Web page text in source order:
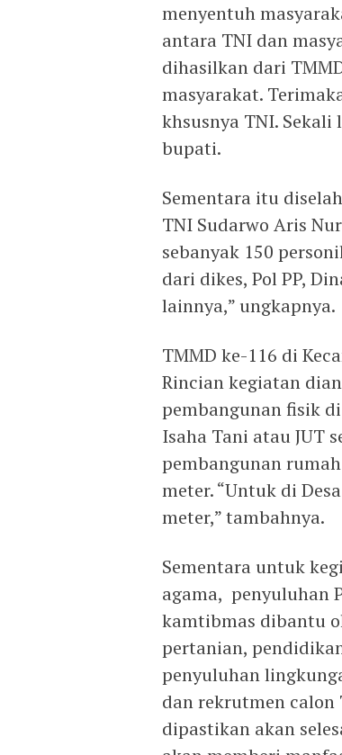
menyentuh
antara TNI dan
dihasilkan dari
masyarakat.
khsusnya TNI.
bupati.
Sementara itu
TNI Sudarwo Aris
sebanyak 150
dari dikes, Pol PP,
lainnya,” ungkapnya.
TMMD ke-116 di
Rincian kegiatan
pembangunan fisik
Isaha Tani atau JUT
pembangunan
meter. “Untuk di
meter,” tambahnya.
Sementara untuk
agama, penyuluhan
kamtibmas dibantu
pertanian,
penyuluhan
dan rekrutmen calon
dipastikan akan